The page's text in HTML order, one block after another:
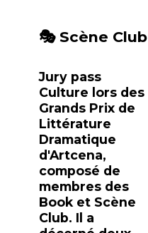
🎭 Scène Club
Jury pass
Culture lors des
Grands Prix de
Littérature
Dramatique
d'Artcena,
composé de
membres des
Book et Scène
Club. Il a